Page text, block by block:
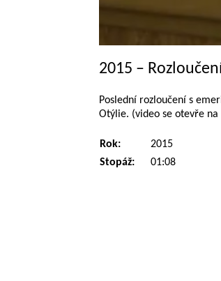
2015 –
Poslední rozloučení s
Otýlie. (video se otevře na
Rok:
2015
Stopáž:
01:08